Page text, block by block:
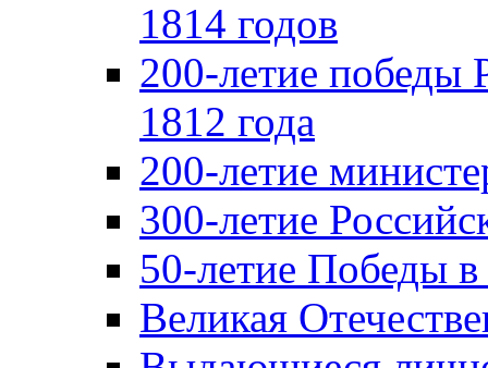
1814 годов
200-летие победы
1812 года
200-летие
300-летие
50-летие Победы
Великая